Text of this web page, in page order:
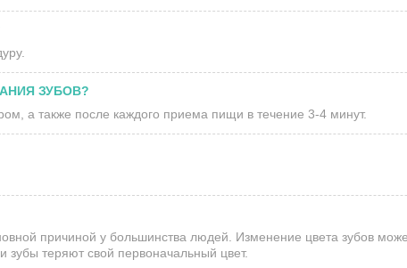
ЗУБОВ?
а также после каждого приема пищи в течение 3-4 минут.
причиной у большинства людей. Изменение цвета зубов
зубы теряют свой первоначальный цвет.